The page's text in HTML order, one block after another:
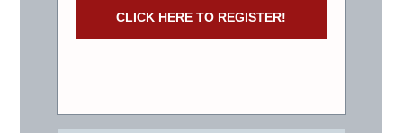
CLICK HERE TO REGISTER!